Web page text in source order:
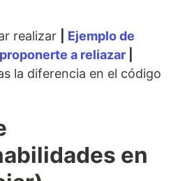
realizar
Ejemplo de
a reliazar
la diferencia en el código
en